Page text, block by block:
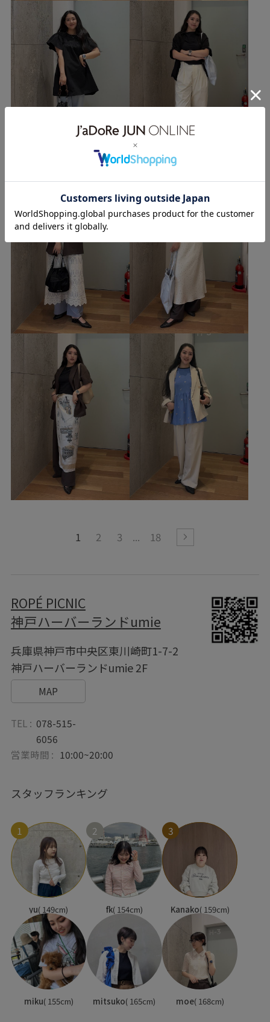
1 2 3 18
ROPÉ PICNIC
神戸ハーバーランドumie
兵庫県神戸市中央区東川崎町1-7-2
神戸ハーバーランドumie 2F
MAP
TEL : 078-515-
6056
営業時間 : 10:00~20:00
スタッフランキング
1
yu( 149cm)
2
fk( 154cm)
3
Kanako( 159cm)
miku( 155cm) mitsuko( 165cm) moe( 168cm)